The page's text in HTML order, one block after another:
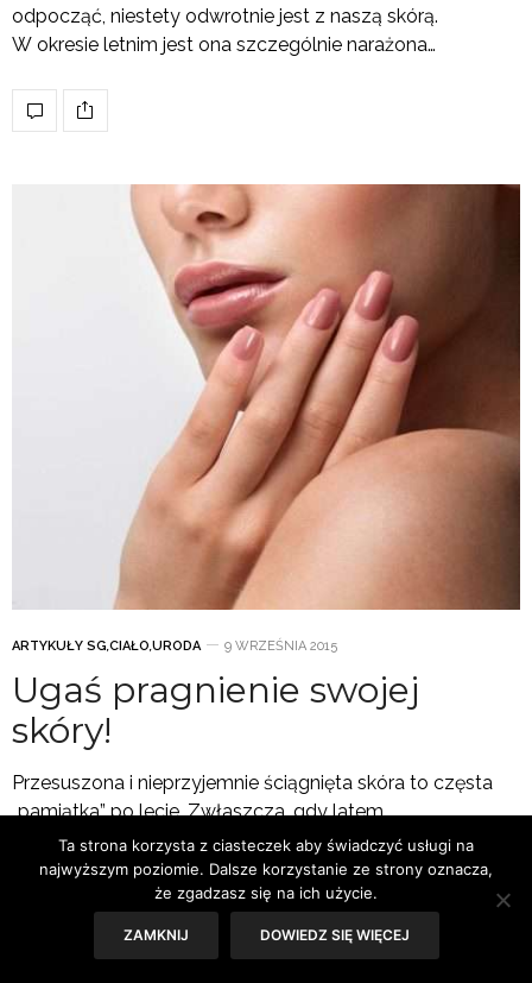
odpocząć, niestety odwrotnie jest z naszą skórą.
W okresie letnim jest ona szczególnie narażona…
ARTYKUŁY SG,CIAŁO,URODA 9 WRZEŚNIA 2015
Ugaś pragnienie swojej
skóry!
Przesuszona i nieprzyjemnie ściągnięta skóra to częsta
„pamiątka” po lecie. Zwłaszcza, gdy latem
zapominałyśmy o odpowiedniej pielęgnacji i ochronie
przeciwsłonecznej.…
Ta strona korzysta z ciasteczek aby świadczyć usługi na
najwyższym poziomie. Dalsze korzystanie ze strony oznacza,
że zgadzasz się na ich użycie.
ZAMKNIJ DOWIEDZ SIĘ WIĘCEJ